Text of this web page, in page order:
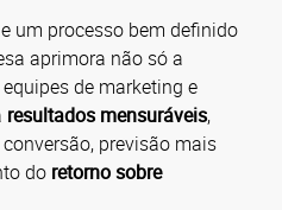
um processo bem definido
aprimora não só a
de marketing e
resultados mensuráveis,
previsão mais
do retorno sobre